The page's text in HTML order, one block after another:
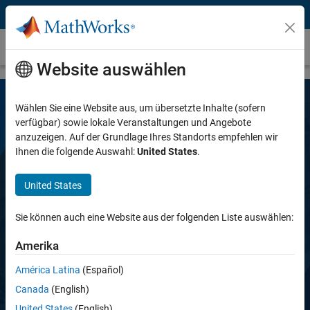
Weiter zum Inhalt
Simulink Coder
Generieren von C und C++ Code aus
Simulink- und Stateflow-Modellen
Website auswählen
Wählen Sie eine Website aus, um übersetzte Inhalte (sofern
verfügbar) sowie lokale Veranstaltungen und Angebote
anzuzeigen. Auf der Grundlage Ihres Standorts empfehlen wir
Ihnen die folgende Auswahl:United States.
United States
Sie können auch eine Website aus der folgenden Liste auswählen:
Amerika
América Latina (Español)
Canada (English)